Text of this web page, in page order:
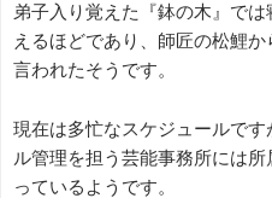
弟子入り覚えた『鉢の木』で
えるほどであり、師匠の松鯉
言われたそうです。
現在は多忙なスケジュールで
ル管理を担う芸能事務所には
っているようです。